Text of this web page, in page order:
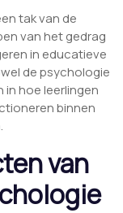
tak van de
van het gedrag
in educatieve
de psychologie
in hoe leerlingen
binnen
van